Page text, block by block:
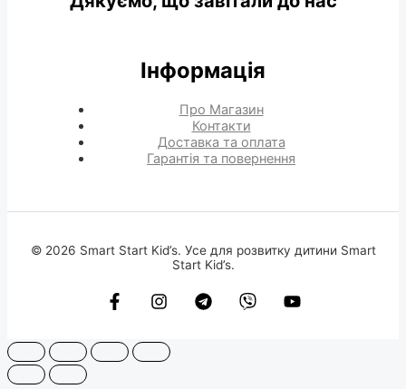
Інформація
Про Магазин
Контакти
Доставка та оплата
Гарантія та повернення
© 2026 Smart Start Kid’s. Усе для розвитку дитини Smart
Start Kid’s.